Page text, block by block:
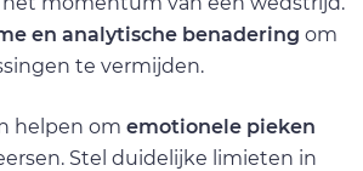
en analytische benadering om
te vermijden.
helpen om emotionele pieken
Stel duidelijke limieten in